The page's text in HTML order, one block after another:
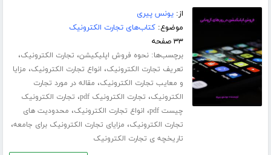
از:یونس پیری
موضوع:کتاب‌های تجارت الکترونیک
۳۳ صفحه
برچسب‌ها:نحوه فروش اپلیکیشن، تجارت الکترونیک،
تعریف تجارت الکترونیک، انواع تجارت الکترونیک، مزایا
و معایب تجارت الکترونیک، مقاله در مورد تجارت
الکترونیک، تجارت الکترونیک pdf ، تجارت الکترونیک
چیست pdf
، انواع تجارت الکترونیک، محدودیت های
تجارت الکترونیک، مزایای تجارت الکترونیک برای جامعه،
تاریخچه ی تجارت الکترونیک